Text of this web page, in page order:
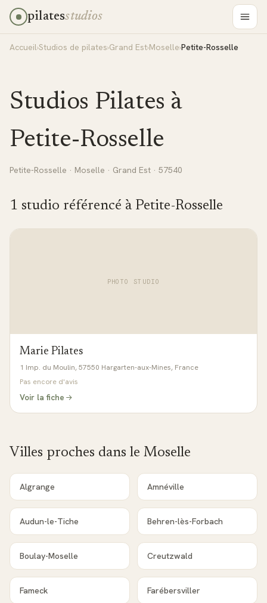
pilatesstudios
Accueil›Studios de pilates›Grand Est›Moselle›Petite-Rosselle
Studios Pilates à
Petite-Rosselle
Petite-Rosselle · Moselle · Grand Est · 57540
1 studio référencé à Petite-Rosselle
PHOTO STUDIO
Marie Pilates
1 Imp. du Moulin, 57550 Hargarten-aux-Mines, France
Pas encore d'avis
Voir la fiche
Villes proches dans le Moselle
Algrange Amnéville
Audun-le-Tiche Behren-lès-Forbach
Boulay-Moselle Creutzwald
Fameck Farébersviller